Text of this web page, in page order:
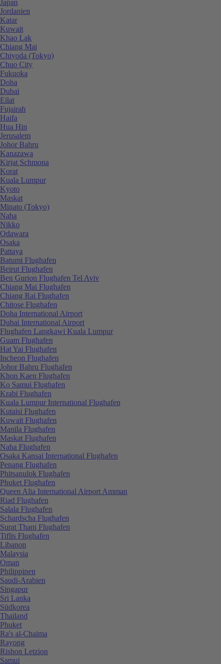
Japan
Jordanien
Katar
Kuwait
Khao Lak
Chiang Mai
Chiyoda (Tokyo)
Chuo City
Fukuoka
Doha
Dubai
Eilat
Fujairah
Haifa
Hua Hin
Jerusalem
Johor Bahru
Kanazawa
Kirjat Schmona
Korat
Kuala Lumpur
Kyoto
Maskat
Minato (Tokyo)
Naha
Nikko
Odawara
Osaka
Pattaya
Batumi Flughafen
Beirut Flughafen
Ben Gurion Flughafen Tel Aviv
Chiang Mai Flughafen
Chiang Rai Flughafen
Chitose Flughafen
Doha International Airport
Dubai International Airport
Flughafen Langkawi Kuala Lumpur
Guam Flughafen
Hat Yai Flughafen
Incheon Flughafen
Johor Bahru Flughafen
Khon Kaen Flughafen
Ko Samui Flughafen
Krabi Flughafen
Kuala Lumpur International Flughafen
Kutaisi Flughafen
Kuwait Flughafen
Manila Flughafen
Maskat Flughafen
Naha Flughafen
Osaka Kansai International Flughafen
Penang Flughafen
Phitsanulok Flughafen
Phuket Flughafen
Queen Alia International Airport Amman
Riad Flughafen
Salala Flughafen
Schardscha Flughafen
Surat Thani Flughafen
Tiflis Flughafen
Libanon
Malaysia
Oman
Philippinen
Saudi-Arabien
Singapur
Sri Lanka
Südkorea
Thailand
Phuket
Ra's al-Chaima
Rayong
Rishon Letzion
Samui